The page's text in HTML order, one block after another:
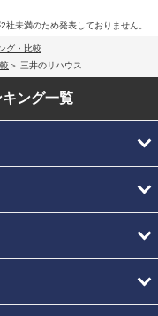
未満のため発表しておりません。
グ・比較
三井のリハウス
キング一覧